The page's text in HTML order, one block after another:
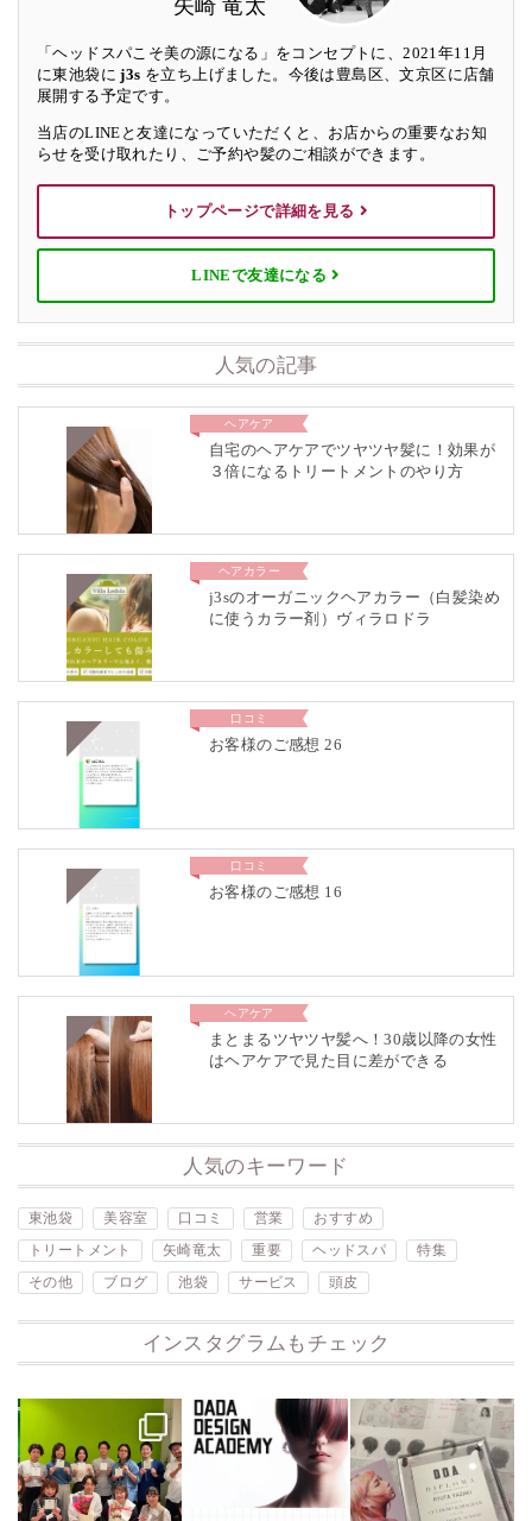
矢崎 竜太
「ヘッドスパこそ美の源になる」をコンセプトに、2021年11月
に東池袋にj3s を立ち上げました。今後は豊島区、文京区に店舗
展開する予定です。
当店のLINEと友達になっていただくと、お店からの重要なお知
らせを受け取れたり、ご予約や髪のご相談ができます。
トップページで詳細を見る
LINEで友達になる
人気の記事
ヘアケア
自宅のヘアケアでツヤツヤ髪に！効果が
３倍になるトリートメントのやり方
ヘアカラー
j3sのオーガニックヘアカラー（白髪染め
に使うカラー剤）ヴィラロドラ
口コミ
お客様のご感想 26
口コミ
お客様のご感想 16
ヘアケア
まとまるツヤツヤ髪へ！30歳以降の女性
はヘアケアで見た目に差ができる
人気のキーワード
東池袋 美容室 口コミ 営業
おすすめ
トリートメント
矢崎竜太 重要 ヘッドスパ
特集
その他
ブログ 池袋 サービス 頭皮
インスタグラムもチェック